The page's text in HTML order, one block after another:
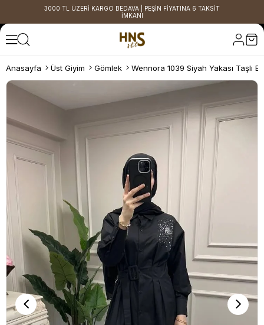
3000 TL ÜZERİ KARGO BEDAVA | PEŞİN FİYATINA 6 TAKSİT
İMKANI
Anasayfa Üst Giyim Gömlek